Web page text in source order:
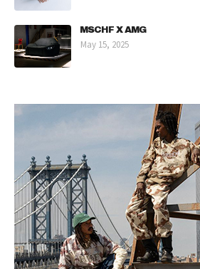
MSCHF X AMG
May 15, 2025